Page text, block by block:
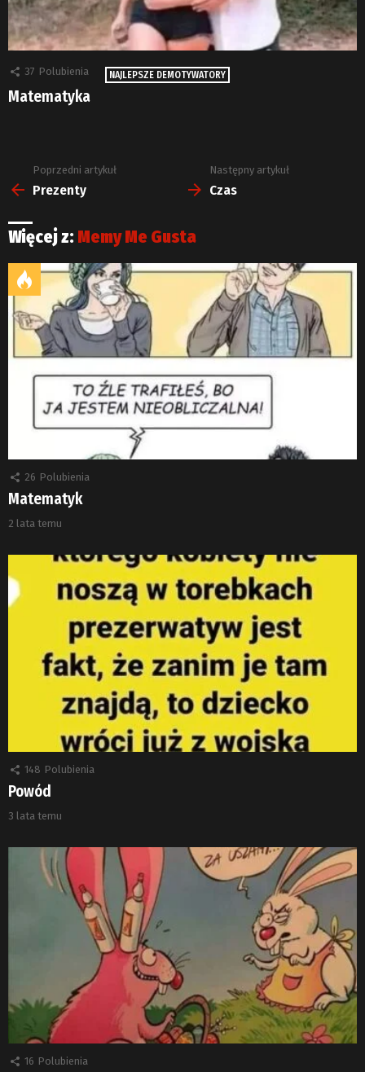
37 Polubienia NAJLEPSZE DEMOTYWATORY
Matematyka
Zobacz
więcej
Poprzedni artykuł
Prezenty
Następny artykuł
Czas
Więcej z: Memy Me Gusta
26 Polubienia
Matematyk
2 lata temu
148 Polubienia
Powód
3 lata temu
16 Polubienia